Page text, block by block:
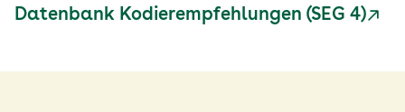
Datenbank Kodierempfehlungen (SEG 4)